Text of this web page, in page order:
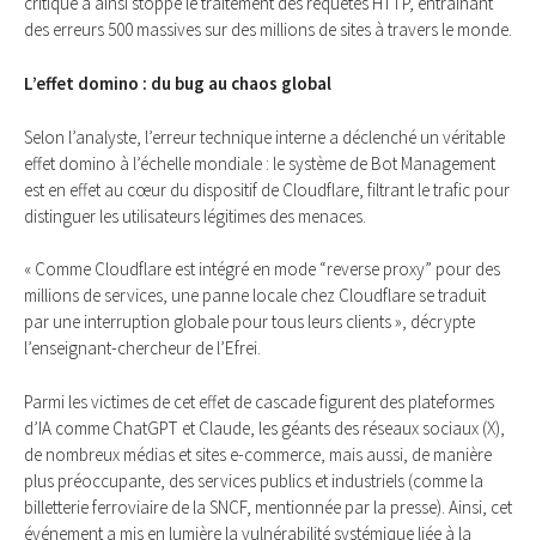
des erreurs 500 massives sur des millions de sites à travers le monde.
L’effet domino : du bug au chaos global
Selon l’analyste, l’erreur technique interne a déclenché un véritable
effet domino à l’échelle mondiale : le système de Bot Management
est en effet au cœur du dispositif de Cloudflare, filtrant le trafic pour
distinguer les utilisateurs légitimes des menaces.
« Comme Cloudflare est intégré en mode “reverse proxy” pour des
millions de services, une panne locale chez Cloudflare se traduit
par une interruption globale pour tous leurs clients », décrypte
l’enseignant-chercheur de l’Efrei.
Parmi les victimes de cet effet de cascade figurent des plateformes
d’IA comme ChatGPT et Claude, les géants des réseaux sociaux (X),
de nombreux médias et sites e-commerce, mais aussi, de manière
plus préoccupante, des services publics et industriels (comme la
billetterie ferroviaire de la SNCF, mentionnée par la presse). Ainsi, cet
événement a mis en lumière la vulnérabilité systémique liée à la